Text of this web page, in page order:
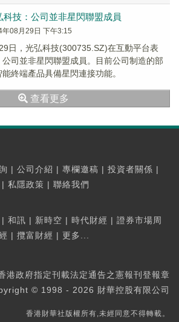
科技：公司並非星閃聯盟成員
年08月29日 下午3:15
日，光弘科技(300735.SZ)在互動平台表
公司並非星閃聯盟成員。目前公司制造的部
能終端產品具備星閃連接功能。
查看更多
| 公司介紹 | 專欄邀稿 | 投資者關係 |
| 私隱政策 | 聯絡我們
| 和訊 | 新時空 | 時代財經 | 證券市場周
| 攬富財經 | 更多...
港政府指定刊載法定通告之憲報刊登報章
© 1998 - 2026 財華控股有限公司
香港財華社版權所有,未經同意不得轉載。